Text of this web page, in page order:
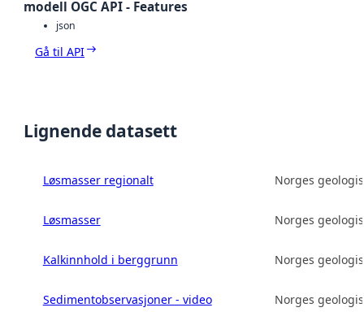
modell OGC API - Features
json
Gå til API
Lignende datasett
Løsmasser regionalt Norges
Løsmasser Norges
Kalkinnhold i berggrunn Norges
Sedimentobservasjoner - video Norges